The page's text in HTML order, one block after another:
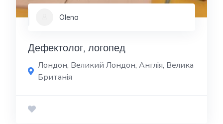
Olena
Дефектолог, логопед
Лондон, Великий Лондон, Англія, Велика
Британія